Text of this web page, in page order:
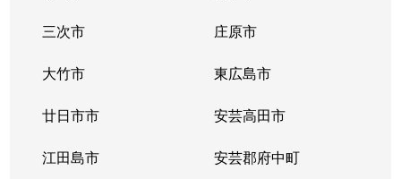
元宇品町
12,000万円 広島
三次市 庄原市
大竹市 東広島市
廿日市市 安芸高田市
江田島市 安芸郡府中町